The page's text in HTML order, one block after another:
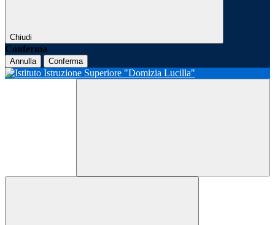
Chiudi
Conferma
Annulla Conferma